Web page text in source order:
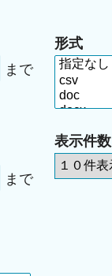
まで
まで
形式
表示件数